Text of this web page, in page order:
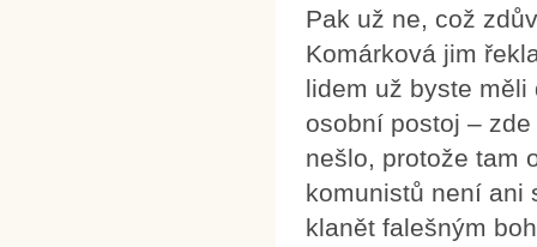
Pak už ne, což
Komárková jim
lidem už byste měli
osobní postoj –
nešlo, protože tam
komunistů není ani
klanět falešným